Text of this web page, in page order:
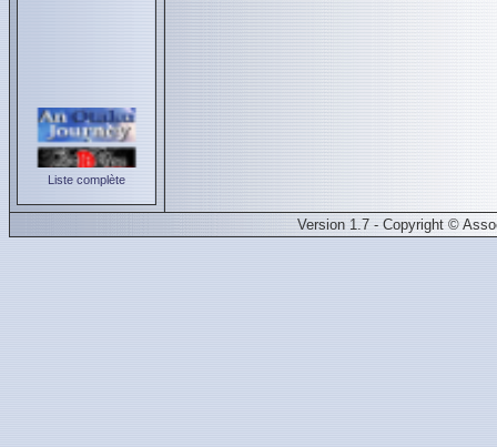
Liste complète
Version 1.7 - Copyright ©